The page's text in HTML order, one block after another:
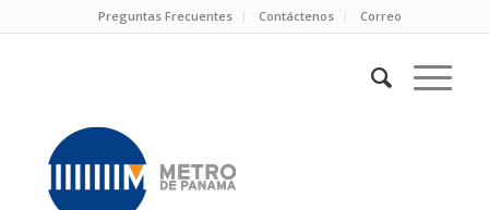
Preguntas Frecuentes Contáctenos Correo